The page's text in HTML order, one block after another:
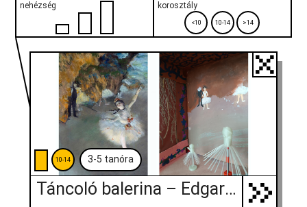
nehézség korosztály
<10 10-14 >14
10-14 3-5 tanóra
Táncoló balerina – Edgar Degas műve nyomán